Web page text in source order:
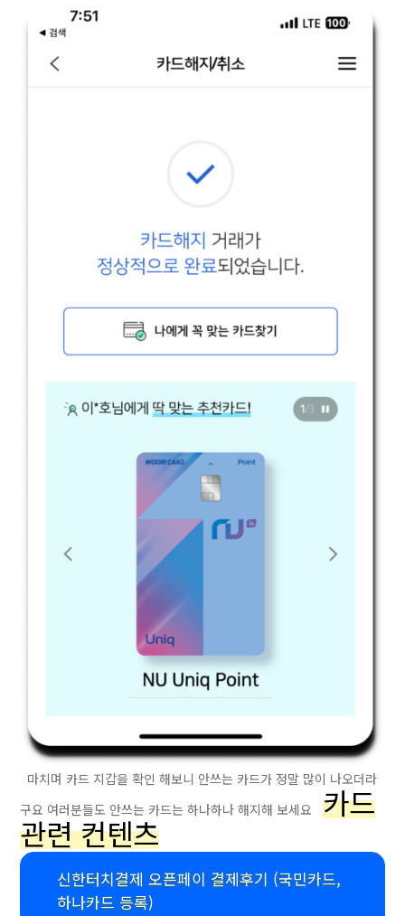
마치며 카드 지갑을 확인 해보니 안쓰는 카드가 정말 많이 나오더라
구요 여러분들도 안쓰는 카드는 하나하나 해지해 보세요 카드
관련 컨텐츠
신한터치결제 오픈페이 결제후기 (국민카드,
하나카드 등록)